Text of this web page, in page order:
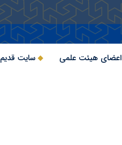
اعضای هیئت علمی سایت قدیم